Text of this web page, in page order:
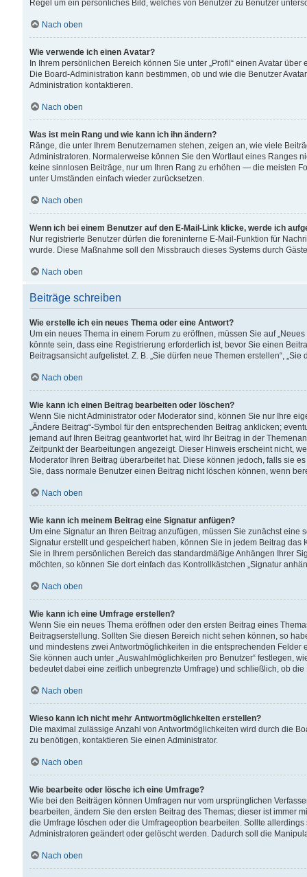
Regel um ein persönliches Bild, welches von Benutzer zu Benutzer
Nach oben
Wie verwende ich einen Avatar?
In Ihrem persönlichen Bereich können Sie unter „Profil“ einen Avatar
Die Board-Administration kann bestimmen, ob und wie die Benutzer
Administration kontaktieren.
Nach oben
Was ist mein Rang und wie kann ich ihn ändern?
Ränge, die unter Ihrem Benutzernamen stehen, zeigen an, wie viele
Administratoren. Normalerweise können Sie den Wortlaut eines Ranges
keine sinnlosen Beiträge, nur um Ihren Rang zu erhöhen — die meisten
unter Umständen einfach wieder zurücksetzen.
Nach oben
Wenn ich bei einem Benutzer auf den E-Mail-Link klicke, werde ich
Nur registrierte Benutzer dürfen die foreninterne E-Mail-Funktion für
wurde. Diese Maßnahme soll den Missbrauch dieses Systems durch
Nach oben
Beiträge schreiben
Wie erstelle ich ein neues Thema oder eine Antwort?
Um ein neues Thema in einem Forum zu eröffnen, müssen Sie auf
könnte sein, dass eine Registrierung erforderlich ist, bevor Sie einen
Beitragsansicht aufgelistet. Z. B. „Sie dürfen neue Themen erstellen“,
Nach oben
Wie kann ich einen Beitrag bearbeiten oder löschen?
Wenn Sie nicht Administrator oder Moderator sind, können Sie nur Ihre
„Ändere Beitrag“-Symbol für den entsprechenden Beitrag anklicken;
jemand auf Ihren Beitrag geantwortet hat, wird Ihr Beitrag in der
Zeitpunkt der Bearbeitungen angezeigt. Dieser Hinweis erscheint nicht,
Moderator Ihren Beitrag überarbeitet hat. Diese können jedoch, falls sie
Sie, dass normale Benutzer einen Beitrag nicht löschen können, wenn
Nach oben
Wie kann ich meinem Beitrag eine Signatur anfügen?
Um eine Signatur an Ihren Beitrag anzufügen, müssen Sie zunächst
Signatur erstellt und gespeichert haben, können Sie in jedem Beitrag
Sie in Ihrem persönlichen Bereich das standardmäßige Anhängen Ihrer
möchten, so können Sie dort einfach das Kontrollkästchen „Signatur
Nach oben
Wie kann ich eine Umfrage erstellen?
Wenn Sie ein neues Thema eröffnen oder den ersten Beitrag eines
Beitragserstellung. Sollten Sie diesen Bereich nicht sehen können, so
und mindestens zwei Antwortmöglichkeiten in die entsprechenden
Sie können auch unter „Auswahlmöglichkeiten pro Benutzer“ festlegen,
bedeutet dabei eine zeitlich unbegrenzte Umfrage) und schließlich, ob
Nach oben
Wieso kann ich nicht mehr Antwortmöglichkeiten erstellen?
Die maximal zulässige Anzahl von Antwortmöglichkeiten wird durch die
zu benötigen, kontaktieren Sie einen Administrator.
Nach oben
Wie bearbeite oder lösche ich eine Umfrage?
Wie bei den Beiträgen können Umfragen nur vom ursprünglichen
bearbeiten, ändern Sie den ersten Beitrag des Themas; dieser ist immer
die Umfrage löschen oder die Umfrageoption bearbeiten. Sollte
Administratoren geändert oder gelöscht werden. Dadurch soll die
Nach oben